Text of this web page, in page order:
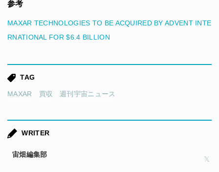
参考
MAXAR TECHNOLOGIES TO BE ACQUIRED BY ADVENT INTE
RNATIONAL FOR $6.4 BILLION
TAG
MAXAR 買収 週刊宇宙ニュース
WRITER
宙畑編集部